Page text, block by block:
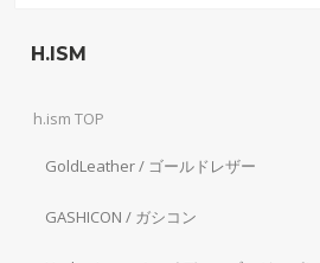
H.ISM
h.ism TOP
GoldLeather / ゴールドレザー
GASHICON / ガシコン